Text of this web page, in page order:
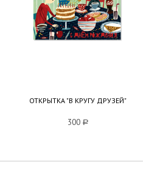
ОТКРЫТКА "В КРУГУ ДРУЗЕЙ"
300 a